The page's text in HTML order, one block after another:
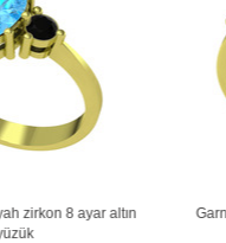
ve pırlanta 14 ayar beyaz
(0.32 karat)